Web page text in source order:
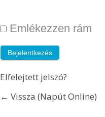
Emlékezzen rám
Elfelejtett jelszó?
← Vissza (Napút Online)